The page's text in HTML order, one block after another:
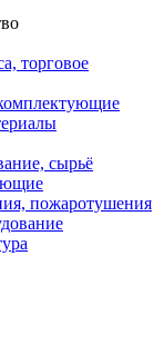
торговое
сырьё
пожаротушения